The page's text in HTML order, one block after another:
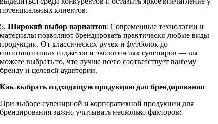
потенциальных клиентов.
5. Широкий выбор вариантов: Современные технологии и
материалы позволяют брендировать практически любые виды
продукции. От классических ручек и футболок до
инновационных гаджетов и экологичных сувениров — вы
можете выбрать то, что лучше всего соответствует вашему
бренду и целевой аудитории.
Как выбрать подходящую продукцию для брендирования
При выборе сувенирной и корпоративной продукции для
брендирования важно учитывать несколько факторов: